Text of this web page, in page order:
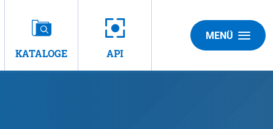
KATALOGE API
MENÜ